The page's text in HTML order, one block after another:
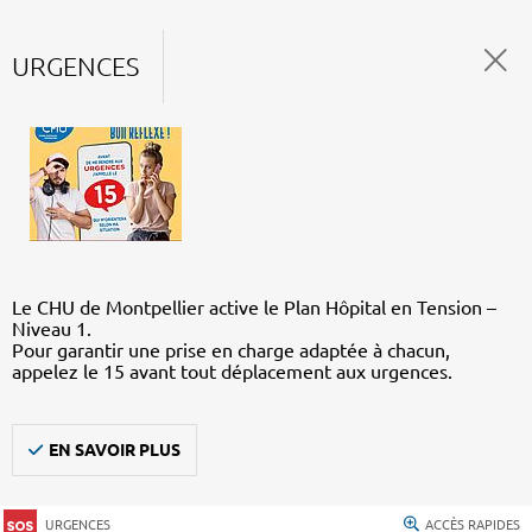
URGENCES
Le CHU de Montpellier active le Plan Hôpital en Tension –
Niveau 1.
Pour garantir une prise en charge adaptée à chacun,
appelez le 15 avant tout déplacement aux urgences.
EN SAVOIR PLUS
URGENCES ACCÈS RAPIDES